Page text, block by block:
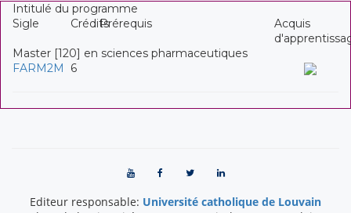
Intitulé du programme
Sigle
CréditsPrérequis
Acquis
Master [120] en sciences pharmaceutiques
FARM2M
6
Editeur responsable: Université catholique de Louvain